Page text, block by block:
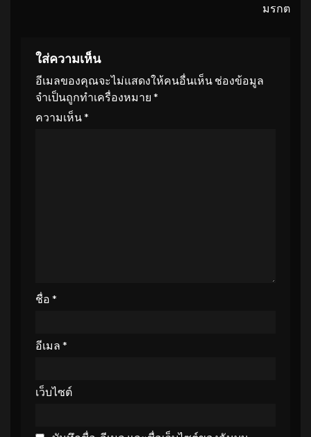
มรกต
ใส่ความเห็น
อีเมลของคุณจะไม่แสดงให้คนอื่นเห็น ช่องข้อมูล
จำเป็นถูกทำเครื่องหมาย *
ความเห็น*
ชื่อ *
อีเมล *
เว็บไซต์